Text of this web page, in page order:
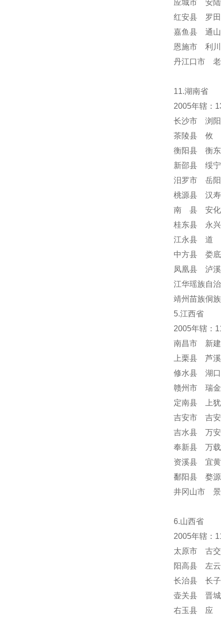
应城市 安
红安县 罗
嘉鱼县 通
恩施市 利
丹江口市
11.湖南省
2005年辖：
长沙市 浏
茶陵县 攸
衡阳县 衡
新邵县 绥
汨罗市 岳
桃源县 汉
南 县 安化
桂东县 永
江永县 道
中方县 娄
凤凰县 泸
江华瑶族自
靖州苗族侗
5.江西省
2005年辖：
南昌市 新
上栗县 芦
修水县 湖
赣州市 瑞
定南县 上
吉安市 吉
吉水县 万
奉新县 万
资溪县 宜
鄱阳县 婺
井冈山市 景
6.山西省
2005年辖：
太原市 古
阳高县 左
长治县 长
壶关县 晋
右玉县 应